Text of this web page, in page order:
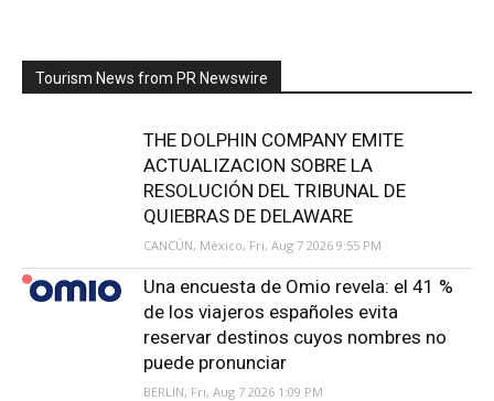
Tourism News from PR Newswire
THE DOLPHIN COMPANY EMITE
ACTUALIZACION SOBRE LA
RESOLUCIÓN DEL TRIBUNAL DE
QUIEBRAS DE DELAWARE
CANCÚN, México, Fri, Aug 7 2026 9:55 PM
Una encuesta de Omio revela: el 41 %
de los viajeros españoles evita
reservar destinos cuyos nombres no
puede pronunciar
BERLIN, Fri, Aug 7 2026 1:09 PM